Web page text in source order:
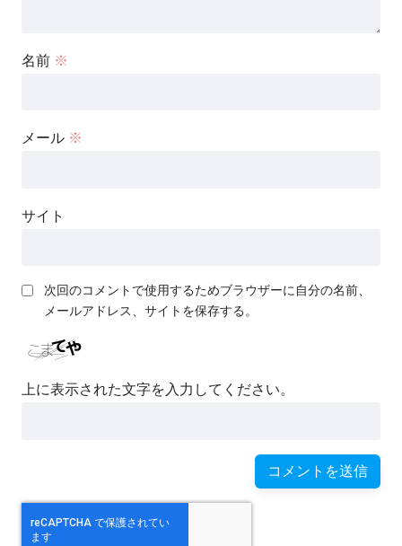
名前 ※
メール ※
サイト
次回のコメントで使用するためブラウザーに自分の名前、
メールアドレス、サイトを保存する。
上に表示された文字を入力してください。